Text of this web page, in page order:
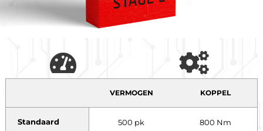
VERMOGEN KOPPEL
Standaard 500 pk 800 Nm